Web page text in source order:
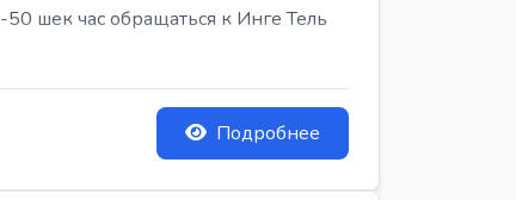
шек час обращаться к Инге Тель
Подробнее